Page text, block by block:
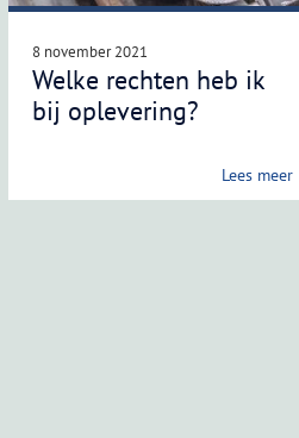
8 november 2021
Welke rechten heb ik
bij oplevering?
Lees meer